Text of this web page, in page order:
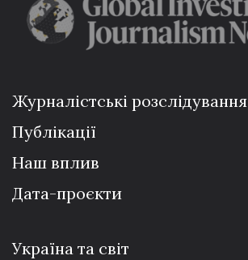
Журналістські розслідування
Публікації
Наш вплив
Дата-проєкти
Україна та світ